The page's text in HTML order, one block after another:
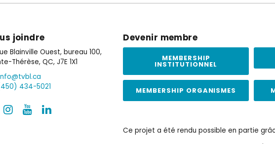
joindre
Blainville Ouest, bureau 100,
Thérèse, QC, J7E 1X1
434-5021
Devenir membre
MEMBERSHIP
INSTITUTIONNEL
MEMBERSHIP ORGANISMES
Ce projet a été rendu possible en partie